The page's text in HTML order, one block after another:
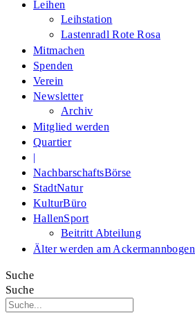
Leihen
Leihstation
Lastenradl Rote Rosa
Mitmachen
Spenden
Verein
Newsletter
Archiv
Mitglied werden
Quartier
|
NachbarschaftsBörse
StadtNatur
KulturBüro
HallenSport
Beitritt Abteilung
Älter werden am Ackermannbogen
Suche
Suche